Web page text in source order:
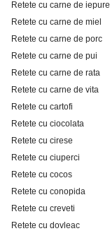
Retete cu carne de iepure
Retete cu carne de miel
Retete cu carne de porc
Retete cu carne de pui
Retete cu carne de rata
Retete cu carne de vita
Retete cu cartofi
Retete cu ciocolata
Retete cu cirese
Retete cu ciuperci
Retete cu cocos
Retete cu conopida
Retete cu creveti
Retete cu dovleac